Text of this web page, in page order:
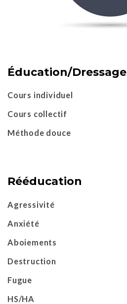
Éducation/Dressage
Cours individuel
Cours collectif
Méthode douce
Rééducation
Agressivité
Anxiété
Aboiements
Destruction
Fugue
HS/HA